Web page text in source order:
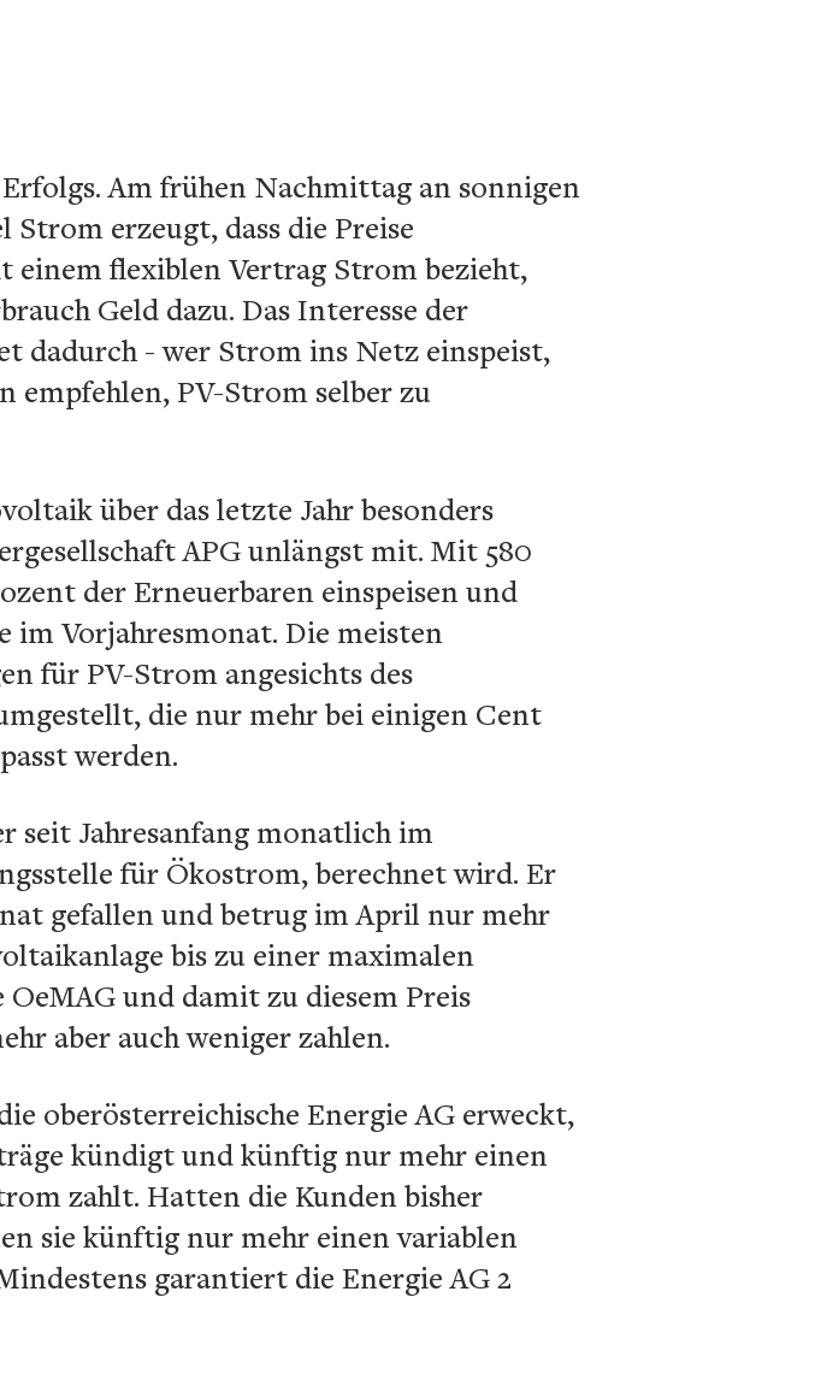
Am frühen Nachmittag an sonnigen
erzeugt, dass die Preise
einem flexiblen Vertrag Strom bezieht,
Geld dazu. Das Interesse der
dadurch - wer Strom ins Netz einspeist,
PV-Strom selber zu
über das letzte Jahr besonders
APG unlängst mit. Mit 580
der Erneuerbaren einspeisen und
im Vorjahresmonat. Die meisten
für PV-Strom angesichts des
die nur mehr bei einigen Cent
werden.
seit Jahresanfang monatlich im
für Ökostrom, berechnet wird. Er
gefallen und betrug im April nur mehr
bis zu einer maximalen
und damit zu diesem Preis
aber auch weniger zahlen.
oberösterreichische Energie AG erweckt,
kündigt und künftig nur mehr einen
zahlt. Hatten die Kunden bisher
sie künftig nur mehr einen variablen
garantiert die Energie AG 2